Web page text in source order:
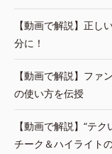
【動画で解説】正し
分に！
【動画で解説】フ
の使い方を伝授
【動画で解説】“テ
チーク＆ハイライト